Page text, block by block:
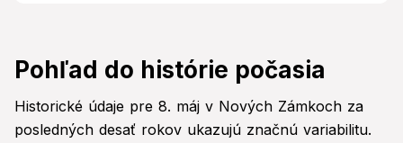
Pohľad do histórie počasia
Historické údaje pre 8. máj v Nových Zámkoch za
posledných desať rokov ukazujú značnú variabilitu.